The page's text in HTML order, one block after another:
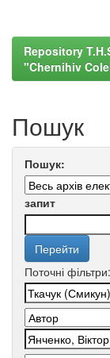
Repository
"Chernihiv
Пошук
Пошук:
запит
Поточні фільтри: